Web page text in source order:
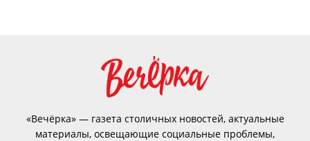
«Вечёрка» — газета столичных новостей, актуальные
материалы, освещающие социальные проблемы,